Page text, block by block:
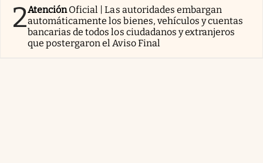
2AtenciónOficial | Las autoridades embargan
automáticamente los bienes, vehículos y cuentas
bancarias de todos los ciudadanos y extranjeros
que postergaron el Aviso Final